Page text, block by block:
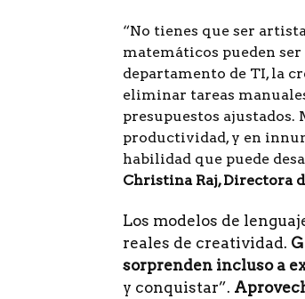
“No tienes que ser
matemáticos pueden
departamento de TI, la
eliminar tareas
presupuestos
productividad, y en
habilidad que puede
Christina Raj, Directora
Los modelos de
reales de creatividad.
sorprenden incluso a
y conquistar”.